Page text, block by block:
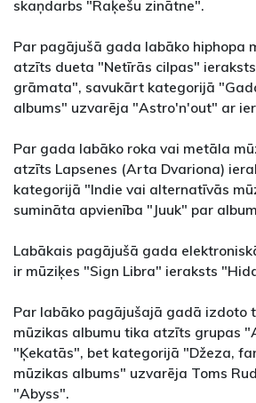
skaņdarbs "Raķešu zinātne".
Par pagājušā gada labāko hiphopa
atzīts dueta "Netīrās cilpas"
grāmata", savukārt kategorijā
albums" uzvarēja "Astro'n'out" ar
Par gada labāko roka vai metāla
atzīts Lapsenes (Arta Dvariona)
kategorijā "Indie vai alternatīvās
sumināta apvienība "Juuk" par
Labākais pagājušā gada
ir mūziķes "Sign Libra" ieraksts
Par labāko pagājušajā gadā izdoto
mūzikas albumu tika atzīts grupas
"Ķekatās", bet kategorijā "Džeza,
mūzikas albums" uzvarēja Toms
"Abyss".